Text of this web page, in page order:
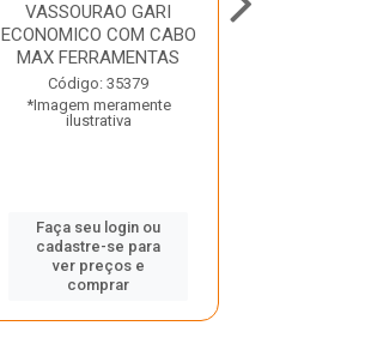
VASSOURAO GARI
ECONOMICO COM CABO
MAX FERRAMENTAS
Código: 35379
*Imagem meramente
ilustrativa
Faça seu login ou
cadastre-se para
ver preços e
comprar